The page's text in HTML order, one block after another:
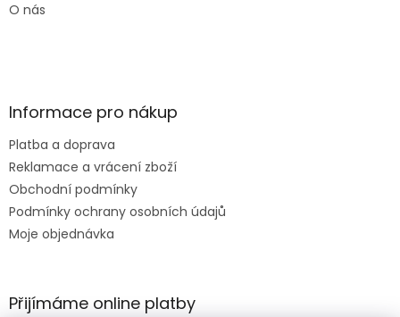
O nás
Informace pro nákup
Platba a doprava
Reklamace a vrácení zboží
Obchodní podmínky
Podmínky ochrany osobních údajů
Moje objednávka
Přijímáme online platby